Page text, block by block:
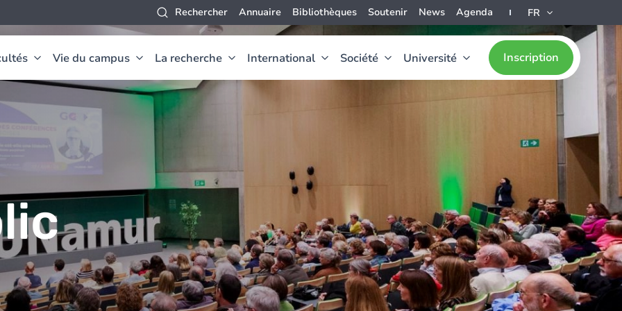
Rechercher Annuaire Bibliothèques Soutenir News Agenda FR
Vie du campus La recherche International Société Université Inscription